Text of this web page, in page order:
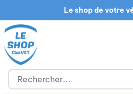
Le shop de votre